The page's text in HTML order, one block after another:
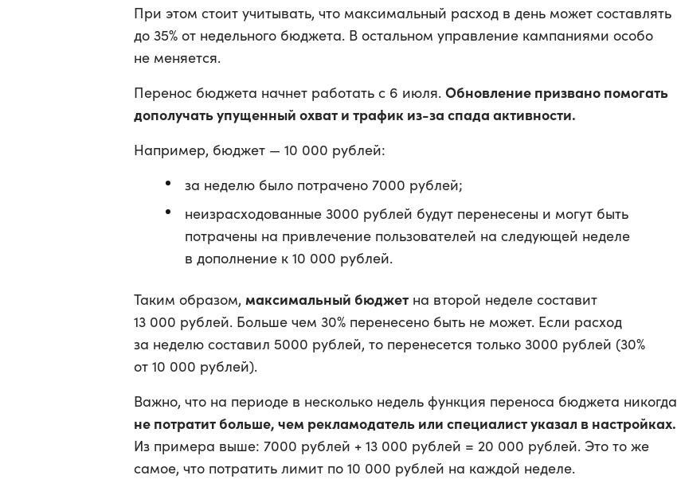
При этом стоит учитывать, что максимальный расход в день может составлять
до 35% от недельного бюджета. В остальном управление кампаниями особо
не меняется.
Перенос бюджета начнет работать с 6 июля. Обновление призвано помогать
дополучать упущенный охват и трафик из-за спада активности.
Например, бюджет — 10 000 рублей:
за неделю было потрачено 7000 рублей;
неизрасходованные 3000 рублей будут перенесены и могут быть
потрачены на привлечение пользователей на следующей неделе
в дополнение к 10 000 рублей.
Таким образом, максимальный бюджет на второй неделе составит
13 000 рублей. Больше чем 30% перенесено быть не может. Если расход
за неделю составил 5000 рублей, то перенесется только 3000 рублей (30%
от 10 000 рублей).
Важно, что на периоде в несколько недель функция переноса бюджета никогда
не потратит больше, чем рекламодатель или специалист указал в настройках.
Из примера выше: 7000 рублей + 13 000 рублей = 20 000 рублей. Это то же
самое, что потратить лимит по 10 000 рублей на каждой неделе.